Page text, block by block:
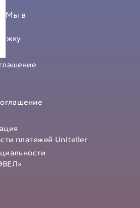
Мы в
платежей Uniteller